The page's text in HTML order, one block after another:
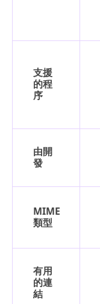
支援
的程
序
由開
發
MIME
類型
有用
的連
結